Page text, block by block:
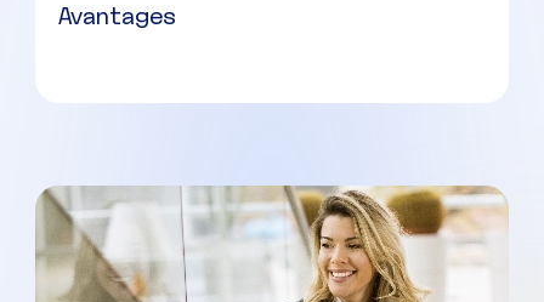
Avantages